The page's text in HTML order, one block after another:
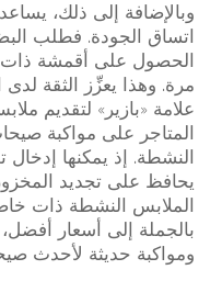
وبالإضافة إلى ذلك،
اتساق الجودة. فطلب
الحصول على أقمشة
مرة. وهذا يعزِّز الثقة
علامة «بازير» لتقديم
المتاجر على مواكبة
النشطة. إذ يمكنها
يحافظ على تجديد
بالجملة إلى أسعار
ومواكبة حديثة لأحدث